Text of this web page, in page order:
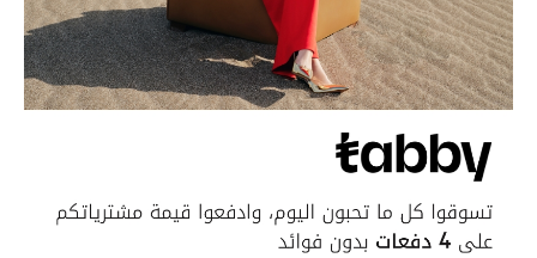
دليل ملتزمات الحقائب
حقائب رجالية
حقائب الأطفال